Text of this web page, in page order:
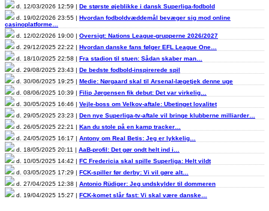
d. 12/03/2026 12:59 | De største øjeblikke i dansk Superliga-fodbold
d. 19/02/2026 23:55 | Hvordan fodboldvæddemål bevæger sig mod online
casinoplatforme…
d. 12/02/2026 19:00 | Oversigt: Nations League-grupperne 2026/2027
d. 29/12/2025 22:22 | Hvordan danske fans følger EFL League One…
d. 18/10/2025 22:58 | Fra stadion til stuen: Sådan skaber man…
d. 29/08/2025 23:43 | De bedste fodbold-inspirerede spil
d. 30/06/2025 19:25 | Medie: Nørgaard skal til Arsenal-lægetjek denne uge
d. 08/06/2025 10:39 | Filip Jørgensen fik debut: Det var virkelig…
d. 30/05/2025 16:46 | Vejle-boss om Velkov-aftale: Ubetinget loyalitet
d. 29/05/2025 23:23 | Den nye Superliga-tv-aftale vil bringe klubberne milliarder…
d. 26/05/2025 22:21 | Kan du stole på en kamp tracker…
d. 24/05/2025 16:17 | Antony om Real Betis: Jeg er lykkelig…
d. 18/05/2025 20:11 | AaB-profil: Det gør ondt helt ind i…
d. 10/05/2025 14:42 | FC Fredericia skal spille Superliga: Helt vildt
d. 03/05/2025 17:29 | FCK-spiller før derby: Vi vil gøre alt…
d. 27/04/2025 12:38 | Antonio Rüdiger: Jeg undskylder til dommeren
d. 19/04/2025 15:27 | FCK-komet slår fast: Vi skal være danske…